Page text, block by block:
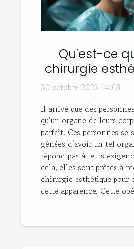
Qu’est-ce
chirurgie
30 octobre 2023 14:08
Il arrive que des
qu’un organe de leurs
parfait. Ces personnes se
gênées d’avoir un tel
répond pas à leurs
cela, elles sont prêtes à
chirurgie esthétique pour
cette apparence. Cette